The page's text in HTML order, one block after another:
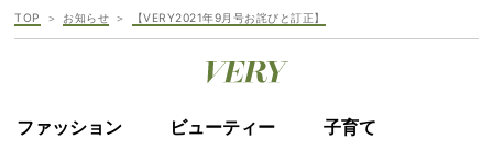
TOP お知らせ 【VERY2021年9月号お詫びと訂正】
ファッション ビューティー 子育て